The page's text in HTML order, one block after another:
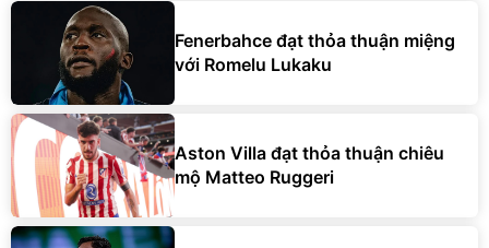
Fenerbahce đạt thỏa thuận miệng
với Romelu Lukaku
Aston Villa đạt thỏa thuận chiêu
mộ Matteo Ruggeri